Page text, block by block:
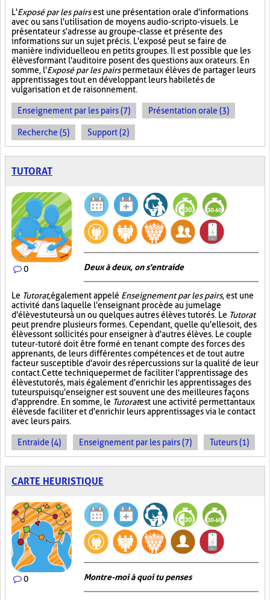
L'Exposé par les pairsest une présentation orale d'informations
avec ou sans l'utilisation de moyens audio-scripto-visuels. Le
présentateur s'adresse au groupe-classe et présente des
informations sur un sujet précis. L'exposé peut se faire de
manière individuelle ou en petits groupes. Il est possible que les
élèves formant l'auditoire posent des questions aux orateurs. En
somme, l'Exposé par les pairspermet aux élèves de partager leurs
apprentissages tout en développant leurs habiletés de
vulgarisation et de raisonnement.
Enseignement par les pairs (7) Présentation orale (3)
Recherche (5) Support (2)
TUTORAT
0 Deux à deux, on s'entraide
Le Tutorat, également appelé Enseignement par les pairs, est une
activité dans laquelle l'enseignant procède au jumelage
d'élèves tuteurs à un ou quelques autres élèves tutorés. Le Tutorat
peut prendre plusieurs formes. Cependant, quelle qu'elle soit, des
élèves sont sollicités pour enseigner à d'autres élèves. Le couple
tuteur-tutoré doit être formé en tenant compte des forces des
apprenants, de leurs différentes compétences et de tout autre
facteur susceptible d'avoir des répercussions sur la qualité de leur
contact. Cette technique permet de faciliter l'apprentissage des
élèves tutorés, mais également d'enrichir les apprentissages des
tuteurs puisqu'enseigner est souvent une des meilleures façons
d'apprendre. En somme, le Tutoratest une activité permettant aux
élèves de faciliter et d'enrichir leurs apprentissages via le contact
avec leurs pairs.
Entraide (4) Enseignement par les pairs (7) Tuteurs (1)
CARTE HEURISTIQUE
0 Montre-moi à quoi tu penses